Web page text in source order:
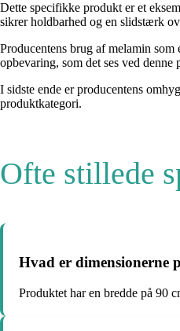
Dette specifikke produkt er et
sikrer holdbarhed og en slidstærk
Producentens brug af melamin
opbevaring, som det ses ved
I sidste ende er producentens
produktkategori.
Ofte stillede
Hvad er dimensionerne
Produktet har en bredde på 90